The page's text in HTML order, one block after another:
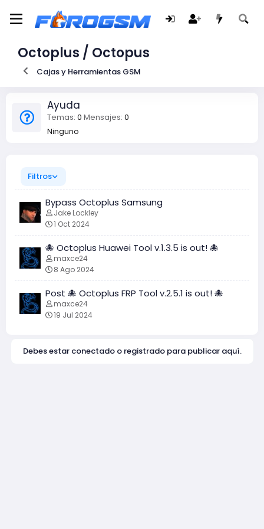
Octoplus / Octopus
Cajas y Herramientas GSM
Ayuda
Temas 0 Mensajes 0
Ninguno
Filtros
Bypass Octoplus Samsung
Jake Lockley
1 Oct 2024
🐙 Octoplus Huawei Tool v.1.3.5 is out! 🐙
maxce24
8 Ago 2024
Post 🐙 Octoplus FRP Tool v.2.5.1 is out! 🐙
maxce24
19 Jul 2024
Debes estar conectado o registrado para publicar aquí.